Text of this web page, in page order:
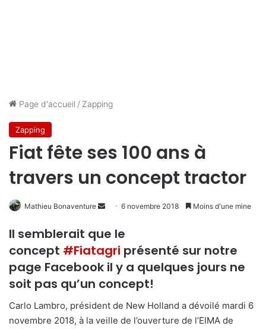
Page d'accueil / Zapping
Zapping
Fiat fête ses 100 ans à
travers un concept tractor
Mathieu Bonaventure
v
o
y
u
n
6 novembre 2018 Moins d'une mine
Il semblerait que le
concept #Fiatagri présenté sur notre
page Facebook il y a quelques jours ne
soit pas qu’un concept!
Carlo Lambro, président de New Holland a dévoilé mardi 6
novembre 2018, à la veille de l’ouverture de l’EIMA de